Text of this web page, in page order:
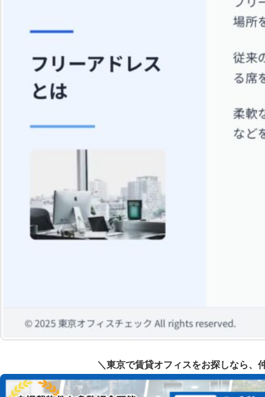
＼東京で賃貸オフィスをお探しなら、